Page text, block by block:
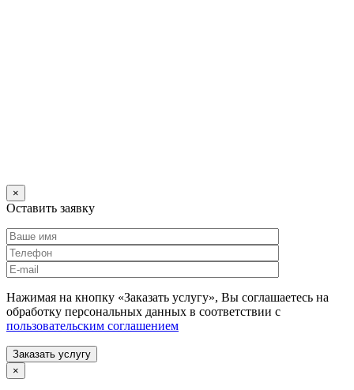
×
Оставить заявку
Нажимая на кнопку «Заказать услугу», Вы соглашаетесь на
обработку персональных данных в соответствии с
пользовательским соглашением
Заказать услугу
×